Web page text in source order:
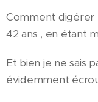
Comment digérer
42 ans , en étant
Et bien je ne sais
évidemment